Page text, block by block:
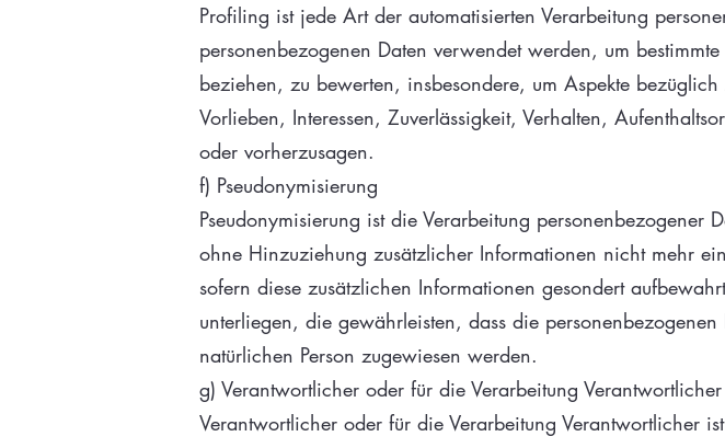
Profiling ist jede Art der automatisierten Verarbeitung
personenbezogenen Daten verwendet werden, um
beziehen, zu bewerten, insbesondere, um Aspekte
Vorlieben, Interessen, Zuverlässigkeit, Verhalten,
oder vorherzusagen.
f) Pseudonymisierung
Pseudonymisierung ist die Verarbeitung
ohne Hinzuziehung zusätzlicher Informationen nicht mehr
sofern diese zusätzlichen Informationen gesondert
unterliegen, die gewährleisten, dass die
natürlichen Person zugewiesen werden.
g) Verantwortlicher oder für die Verarbeitung Verantwortlicher
Verantwortlicher oder für die Verarbeitung Verantwortlicher